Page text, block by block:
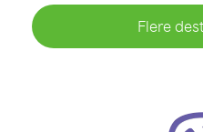
Flere